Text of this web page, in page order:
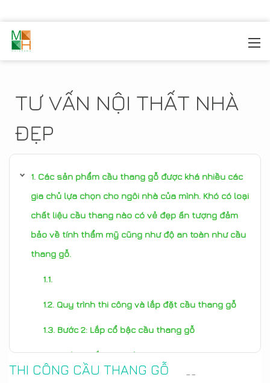
TƯ VẤN NỘI THẤT NHÀ
ĐẸP
Các sản phẩm cầu thang gỗ được khá nhiều các
gia chủ lựa chọn cho ngôi nhà của mình. Khó có loại
chất liệu cầu thang nào có vẻ đẹp ấn tượng đảm
bảo về tính thẩm mỹ cũng như độ an toàn như cầu
thang gỗ.
Quy trình thi công và lắp đặt cầu thang gỗ
Bước 2: Lắp cổ bậc cầu thang gỗ
Bước 3: Lắp con tiện
THI CÔNG CẦU THANG GỖ --